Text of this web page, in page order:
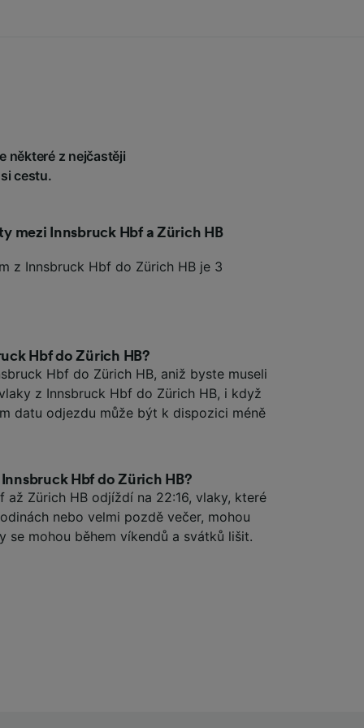
některé z nejčastěji
cestu.
mezi Innsbruck Hbf a Zürich HB
z Innsbruck Hbf do Zürich HB je 3
Hbf do Zürich HB?
Hbf do Zürich HB, aniž byste museli
z Innsbruck Hbf do Zürich HB, i když
datu odjezdu může být k dispozici méně
Hbf do Zürich HB?
až Zürich HB odjíždí na 22:16, vlaky, které
nebo velmi pozdě večer, mohou
se mohou během víkendů a svátků lišit.